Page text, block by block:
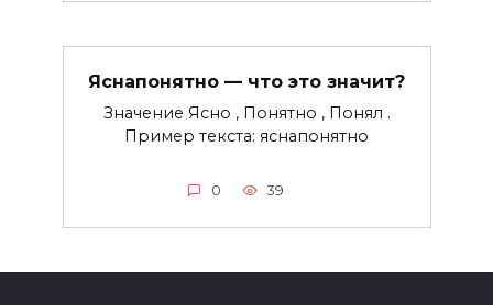
Яснапонятно — что это значит?
Значение Ясно , Понятно , Понял .
Пример текста: яснапонятно
0 39